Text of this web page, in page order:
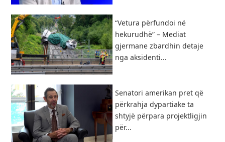
“Vetura përfundoi në
hekurudhë” – Mediat
gjermane zbardhin detaje
nga aksidenti...
Senatori amerikan pret që
përkrahja dypartiake ta
shtyjë përpara projektligjin
për...